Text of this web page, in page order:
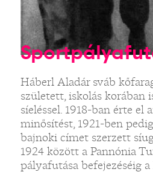
Háberl Aladár sváb
született, iskolás korában
síeléssel. 1918-ban érte el
minősítést, 1921-ben
bajnoki címet szerzett
1924 között a Pannónia
pályafutása befejezéséig